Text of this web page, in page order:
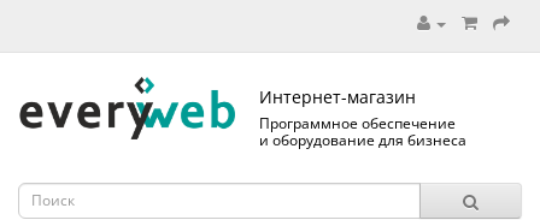
Интернет-магазин
Программное обеспечение
и оборудование для бизнеса